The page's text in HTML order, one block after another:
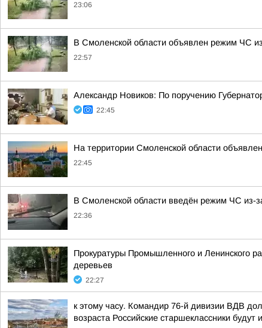
23:06
В Смоленской области объявлен режим ЧС
22:57
Александр Новиков: По поручению
22:45
На территории Смоленской области
22:45
В Смоленской области введён режим ЧС из-
22:36
Прокуратуры Промышленного и Ленинского
деревьев
22:27
к этому часу. Командир 76-й дивизии ВДВ
возраста Российские старшеклассники будут